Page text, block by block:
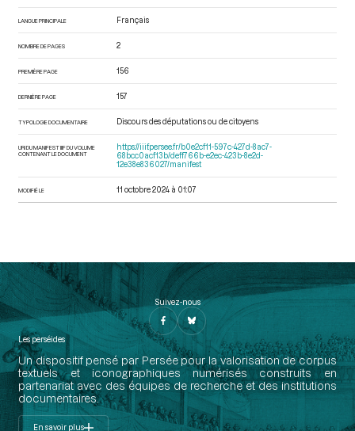
LANGUE PRINCIPALE Français
NOMBRE DE PAGES 2
PREMIÈRE PAGE 156
DERNIÈRE PAGE 157
TYPOLOGIE DOCUMENTAIRE Discours des députations ou de citoyens
URI DU MANIFEST IIIF DU VOLUME
CONTENANT LE DOCUMENT
https://iiif.persee.fr/b0e2cf11-597c-427d-8ac7-
68bcc0acf13b/deff766b-e2ec-423b-8e2d-
12e38e836027/manifest
MODIFIÉ LE 11 octobre 2024 à 01:07
Suivez-nous
Les perséides
Un dispositif pensé par Persée pour la valorisation de corpus
textuels et iconographiques numérisés construits en
partenariat avec des équipes de recherche et des institutions
documentaires.
En savoir plus